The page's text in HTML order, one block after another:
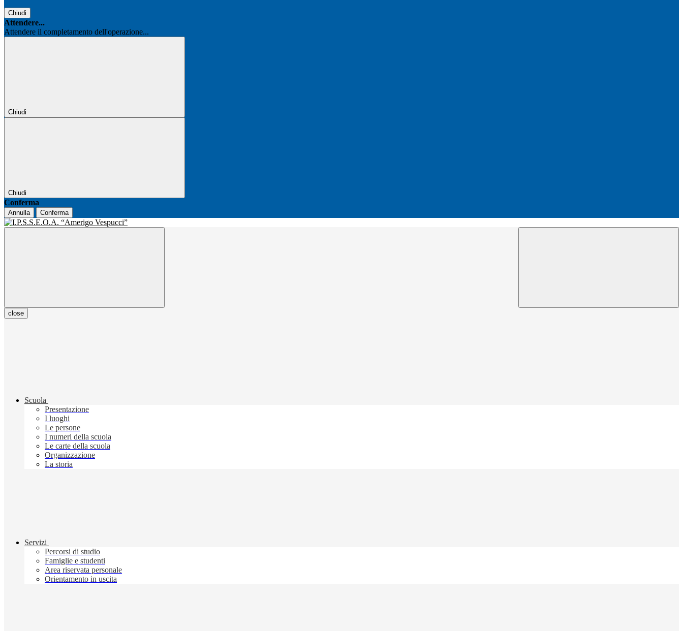
Chiudi
Attendere...
Attendere il completamento dell'operazione...
Chiudi
Chiudi
Conferma
Annulla Conferma
close
Scuola
Presentazione
I luoghi
Le persone
I numeri della scuola
Le carte della scuola
Organizzazione
La storia
Servizi
Percorsi di studio
Famiglie e studenti
Area riservata personale
Orientamento in uscita